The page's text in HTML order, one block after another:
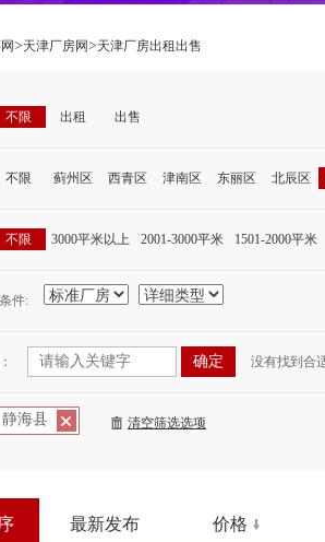
>天津厂房网>天津厂房出租出售
不限 出租 出售
不限 蓟州区 西青区 津南区 东丽区 北辰区
不限 3000平米以上 2001-3000平米 1501-2000平米
件:
没有找到合
静海县 清空筛选选项
最新发布 价格